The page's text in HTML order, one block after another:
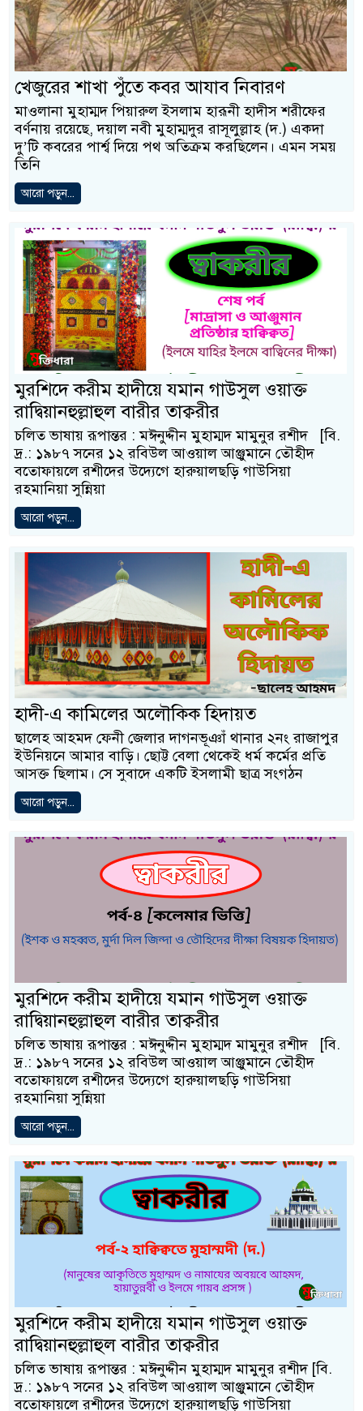
খেজুরের শাখা পুঁতে কবর আযাব নিবারণ
মাওলানা মুহাম্মদ পিয়ারুল ইসলাম হারূনী হাদীস শরীফের
বর্ণনায় রয়েছে, দয়াল নবী মুহাম্মদুর রাসূলুল্লাহ (দ.) একদা
দু’টি কবরের পার্শ্ব দিয়ে পথ অতিক্রম করছিলেন। এমন সময়
তিনি
আরো পড়ুন...
মুরশিদে করীম হাদীয়ে যমান গাউসুল ওয়াক্ত
রাদ্বিয়ানহুল্লাহুল বারীর তাক্বরীর
চলিত ভাষায় রূপান্তর : মঈনুদ্দীন মুহাম্মদ মামুনুর রশীদ [বি.
দ্র.: ১৯৮৭ সনের ১২ রবিউল আওয়াল আঞ্জুমানে তৌহীদ
বতোফায়লে রশীদের উদ্যেগে হারুয়ালছড়ি গাউসিয়া
রহমানিয়া সুন্নিয়া
আরো পড়ুন...
হাদী-এ কামিলের অলৌকিক হিদায়ত
ছালেহ আহমদ ফেনী জেলার দাগনভূঞাঁ থানার ২নং রাজাপুর
ইউনিয়নে আমার বাড়ি। ছোট্ট বেলা থেকেই ধর্ম কর্মের প্রতি
আসক্ত ছিলাম। সে সুবাদে একটি ইসলামী ছাত্র সংগঠন
আরো পড়ুন...
মুরশিদে করীম হাদীয়ে যমান গাউসুল ওয়াক্ত
রাদ্বিয়ানহুল্লাহুল বারীর তাক্বরীর
চলিত ভাষায় রূপান্তর : মঈনুদ্দীন মুহাম্মদ মামুনুর রশীদ [বি.
দ্র.: ১৯৮৭ সনের ১২ রবিউল আওয়াল আঞ্জুমানে তৌহীদ
বতোফায়লে রশীদের উদ্যেগে হারুয়ালছড়ি গাউসিয়া
রহমানিয়া সুন্নিয়া
আরো পড়ুন...
মুরশিদে করীম হাদীয়ে যমান গাউসুল ওয়াক্ত
রাদ্বিয়ানহুল্লাহুল বারীর তাক্বরীর
চলিত ভাষায় রূপান্তর : মঈনুদ্দীন মুহাম্মদ মামুনুর রশীদ [বি.
দ্র.: ১৯৮৭ সনের ১২ রবিউল আওয়াল আঞ্জুমানে তৌহীদ
বতোফায়লে রশীদের উদ্যেগে হারুয়ালছড়ি গাউসিয়া